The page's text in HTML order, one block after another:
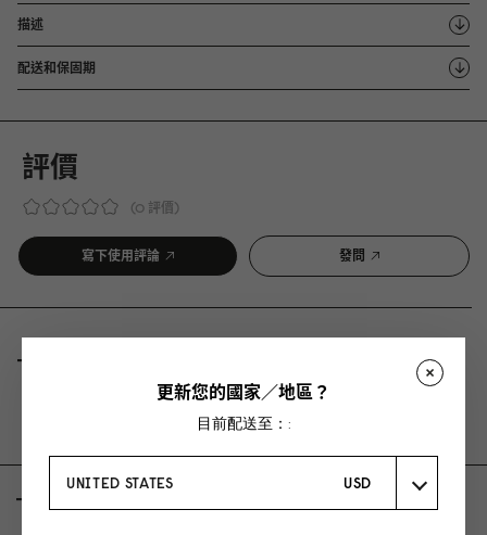
描述
配送和保固期
評價
0 評價
寫下使用評論 發問
更新您的國家／地區？
目前配送至：:
UNITED STATES USD